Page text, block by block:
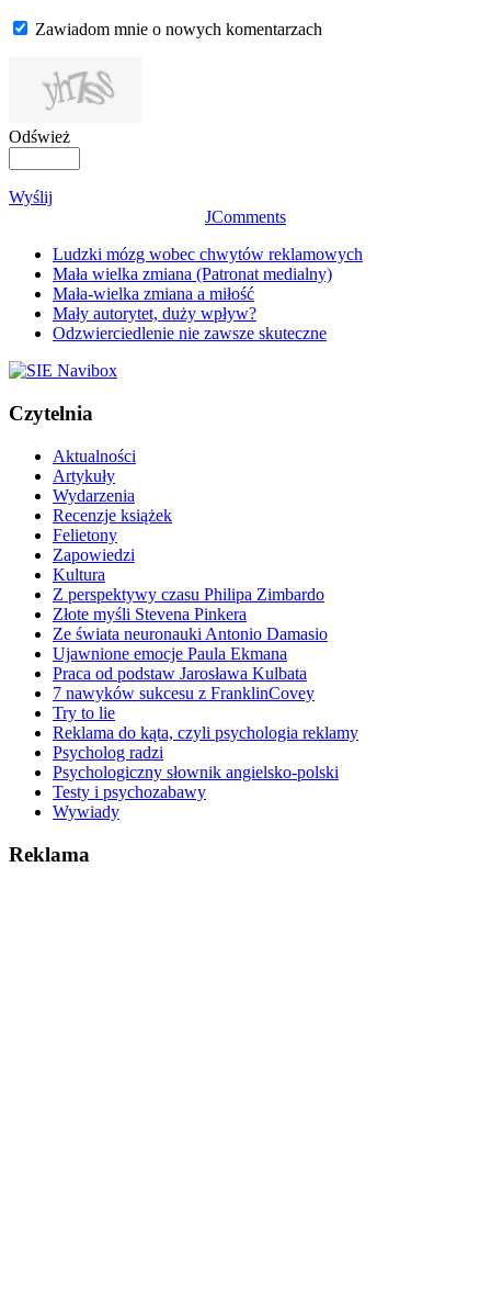
Zawiadom mnie o nowych komentarzach
Odśwież
Wyślij
JComments
Ludzki mózg wobec chwytów reklamowych
Mała wielka zmiana (Patronat medialny)
Mała-wielka zmiana a miłość
Mały autorytet, duży wpływ?
Odzwierciedlenie nie zawsze skuteczne
Czytelnia
Aktualności
Artykuły
Wydarzenia
Recenzje książek
Felietony
Zapowiedzi
Kultura
Z perspektywy czasu Philipa Zimbardo
Złote myśli Stevena Pinkera
Ze świata neuronauki Antonio Damasio
Ujawnione emocje Paula Ekmana
Praca od podstaw Jarosława Kulbata
7 nawyków sukcesu z FranklinCovey
Try to lie
Reklama do kąta, czyli psychologia reklamy
Psycholog radzi
Psychologiczny słownik angielsko-polski
Testy i psychozabawy
Wywiady
Reklama